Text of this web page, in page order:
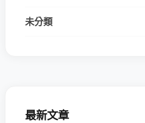
未分類
最新文章